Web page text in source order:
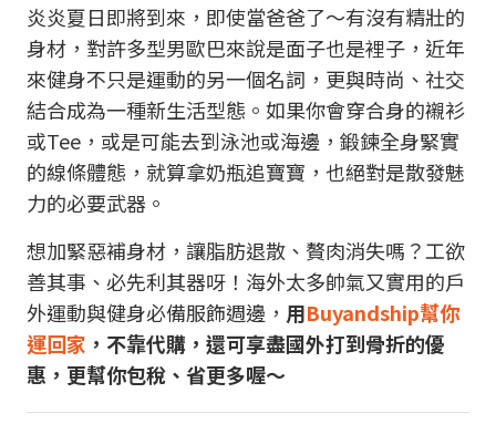
炎炎夏日即將到來，即使當爸爸了～有沒有精壯的
身材，對許多型男歐巴來說是面子也是裡子，近年
來健身不只是運動的另一個名詞，更與時尚、社交
結合成為一種新生活型態。如果你會穿合身的襯衫
或Tee，或是可能去到泳池或海邊，鍛鍊全身緊實
的線條體態，就算拿奶瓶追寶寶，也絕對是散發魅
力的必要武器。
想加緊惡補身材，讓脂肪退散、贅肉消失嗎？工欲
善其事、必先利其器呀！海外太多帥氣又實用的戶
外運動與健身必備服飾週邊， 用Buyandship幫你
運回家 ，不靠代購，還可享盡國外打到骨折的優
惠，更幫你包稅、省更多喔～